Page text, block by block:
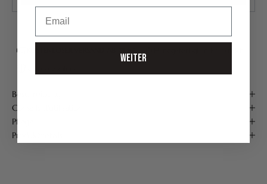
Beschreibung
Conseils d'utilisation
Pflege
Produktdetails
WEITER